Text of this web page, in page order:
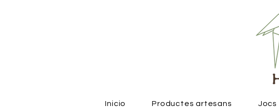
Inicio Productes artesans Jocs